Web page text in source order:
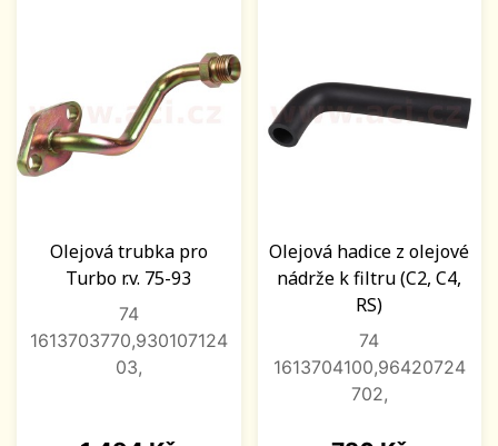
Olejová trubka pro
Turbo r.v. 75-93
74
1613703770,930107124
03,
Olejová hadice z olejové
nádrže k filtru (C2, C4,
RS)
74
1613704100,96420724
702,